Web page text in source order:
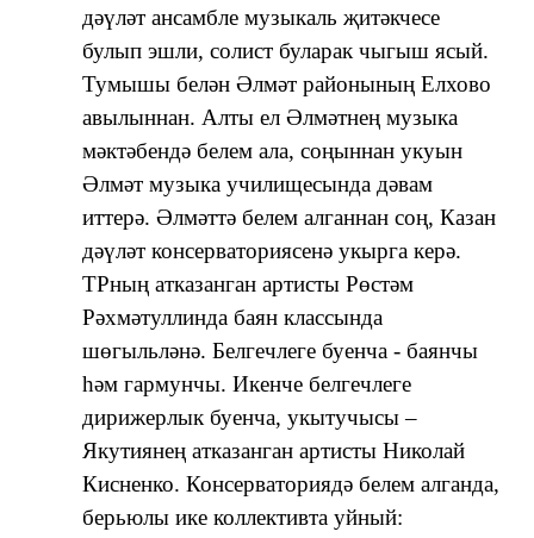
дәүләт ансамбле музыкаль җитәкчесе
булып эшли, солист буларак чыгыш ясый.
Тумышы белән Әлмәт районының Елхово
авылыннан. Алты ел Әлмәтнең музыка
мәктәбендә белем ала, соңыннан укуын
Әлмәт музыка училищесында дәвам
иттерә. Әлмәттә белем алганнан соң, Казан
дәүләт консерваториясенә укырга керә.
ТРның атказанган артисты Рөстәм
Рәхмәтуллинда баян классында
шөгыльләнә. Белгечлеге буенча - баянчы
һәм гармунчы. Икенче белгечлеге
дирижерлык буенча, укытучысы –
Якутиянең атказанган артисты Николай
Кисненко. Консерваториядә белем алганда,
берьюлы ике коллективта уйный: